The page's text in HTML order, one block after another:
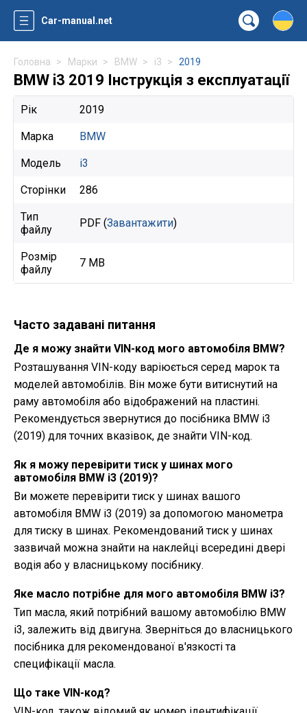
Car-manual.net
Головна Марки BMW i3 2019
BMW i3 2019 Інструкція з експлуатації
Рік 2019
Марка BMW
Модель i3
Сторінки 286
Тип
файлу
PDF (Завантажити)
Розмір
файлу
7 MB
Часто задавані питання
Де я можу знайти VIN-код мого автомобіля BMW?
Розташування VIN-коду варіюється серед марок та
моделей автомобілів. Він може бути витиснутий на
раму автомобіля або відображений на пластині.
Рекомендується звернутися до посібника BMW i3
(2019) для точних вказівок, де знайти VIN-код.
Як я можу перевірити тиск у шинах мого
автомобіля BMW i3 (2019)?
Ви можете перевірити тиск у шинах вашого
автомобіля BMW i3 (2019) за допомогою манометра
для тиску в шинах. Рекомендований тиск у шинах
зазвичай можна знайти на наклейці всередині двері
водія або у власницькому посібнику.
Яке масло потрібне для мого автомобіля BMW i3?
Тип масла, який потрібний вашому автомобілю BMW
i3, залежить від двигуна. Зверніться до власницького
посібника для рекомендованої в'язкості та
специфікації масла.
Що таке VIN-код?